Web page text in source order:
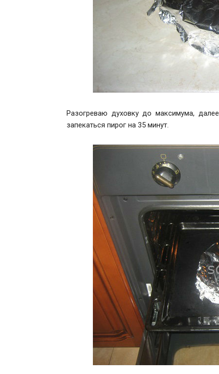
Разогреваю духовку до максимума,
запекаться пирог на 35 минут.